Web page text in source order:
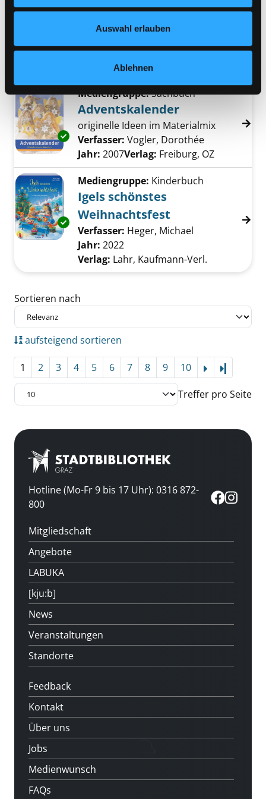
Nähere Informationen finden Sie in unserer
Auswahl erlauben
Ablehnen
Exemplar-Details von Advents Zauber von A
stimmungsvolle Zeit
Verfasser:Krogh, Lise
Jahr:2007
Herford, Busse u. Seewald
Exemplar-Details von Adventskalender
Mediengruppe:Sachbuch
Adventskalender
originelle Ideen im Materialmix
Verfasser: Vogler, Dorothée
Jahr: 2007Verlag: Freiburg, OZ
Exemplar-Details von Igels schönstes
Mediengruppe: Kinderbuch
Igels schönstes
Weihnachtsfest
Verfasser: Heger, Michael
Jahr: 2022
Verlag: Lahr, Kaufmann-Verl.
Zu den Suchfiltern springen
Sortieren nach
aufsteigend sortieren
1 2 3 4 5 6 7 8 9 10
Treffer pro Seite
Hotline (Mo-Fr 9 bis 17 Uhr): 0316 872-
800
Mitgliedschaft
Angebote
LABUKA
[kju:b]
News
Veranstaltungen
Standorte
Feedback
Kontakt
Über uns
Jobs
Medienwunsch
FAQs